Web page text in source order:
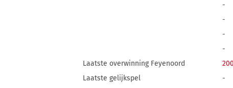
-
-
-
-
Laatste overwinning Feyenoord
Laatste gelijkspel
-